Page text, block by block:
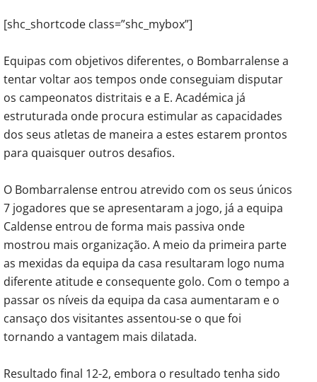
[shc_shortcode class=”shc_mybox”]
Equipas com objetivos diferentes, o Bombarralense a
tentar voltar aos tempos onde conseguiam disputar
os campeonatos distritais e a E. Académica já
estruturada onde procura estimular as capacidades
dos seus atletas de maneira a estes estarem prontos
para quaisquer outros desafios.
O Bombarralense entrou atrevido com os seus únicos
7 jogadores que se apresentaram a jogo, já a equipa
Caldense entrou de forma mais passiva onde
mostrou mais organização. A meio da primeira parte
as mexidas da equipa da casa resultaram logo numa
diferente atitude e consequente golo. Com o tempo a
passar os níveis da equipa da casa aumentaram e o
cansaço dos visitantes assentou-se o que foi
tornando a vantagem mais dilatada.
Resultado final 12-2, embora o resultado tenha sido